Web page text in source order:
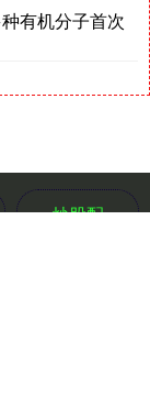
有机分子首次
炒股配